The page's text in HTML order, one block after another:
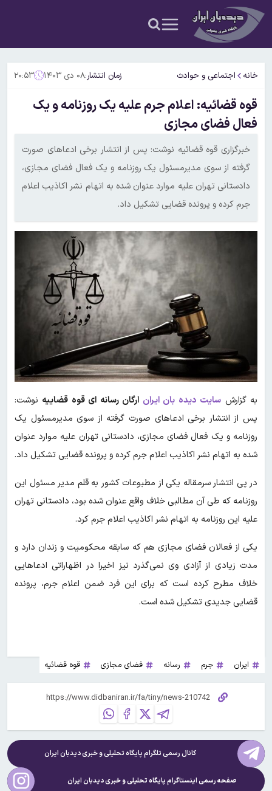
خانه اجتماعی و حوادث زمان انتشار:۰۸ دی ۱۴۰۳ ۲۰:۵۳
قوه قضائیه: اعلام جرم علیه یک روزنامه و یک
فعال فضای مجازی
خبرگزاری قوه قضائیه نوشت: پس از انتشار برخی ادعا‌های صورت
گرفته از سوی مدیرمسئول یک روزنامه و یک فعال فضای مجازی،
دادستانی تهران علیه موارد عنوان شده به اتهام نشر اکاذیب اعلام
جرم کرده و پرونده قضایی تشکیل داد.
به گزارش سایت دیده بان ایران ارگان رسانه ای قوه قضاییه نوشت:
پس از انتشار برخی ادعا‌های صورت گرفته از سوی مدیرمسئول یک
روزنامه و یک فعال فضای مجازی، دادستانی تهران علیه موارد عنوان
شده به اتهام نشر اکاذیب اعلام جرم کرده و پرونده قضایی تشکیل داد.
در پی انتشار سرمقاله یکی از مطبوعات کشور به قلم مدیر مسئول این
روزنامه که طی آن مطالبی خلاف واقع عنوان شده بود، دادستانی تهران
علیه این روزنامه به اتهام نشر اکاذیب اعلام جرم کرد.
یکی از فعالان فضای مجازی هم که سابقه محکومیت و زندان دارد و
مدت زیادی از آزادی وی نمی‌گذرد نیز اخیرا در اظهاراتی ادعا‌هایی
خلاف مطرح کرده است که برای این فرد ضمن اعلام جرم، پرونده
قضایی جدیدی تشکیل شده است.
ایران جرم رسانه فضای مجازی قوه قضائیه
کانال رسمی تلگرام پایگاه تحلیلی و خبریدیدبان ایران
صفحه رسمی اینستاگرام پایگاه تحلیلی و خبریدیدبان ایران